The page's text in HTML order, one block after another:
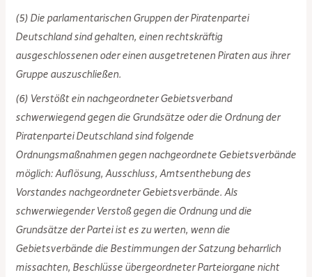
(5) Die parlamentarischen Gruppen der Piratenpartei
Deutschland sind gehalten, einen rechtskräftig
ausgeschlossenen oder einen ausgetretenen Piraten aus ihrer
Gruppe auszuschließen.
(6) Verstößt ein nachgeordneter Gebietsverband
schwerwiegend gegen die Grundsätze oder die Ordnung der
Piratenpartei Deutschland sind folgende
Ordnungsmaßnahmen gegen nachgeordnete Gebietsverbände
möglich: Auflösung, Ausschluss, Amtsenthebung des
Vorstandes nachgeordneter Gebietsverbände. Als
schwerwiegender Verstoß gegen die Ordnung und die
Grundsätze der Partei ist es zu werten, wenn die
Gebietsverbände die Bestimmungen der Satzung beharrlich
missachten, Beschlüsse übergeordneter Parteiorgane nicht